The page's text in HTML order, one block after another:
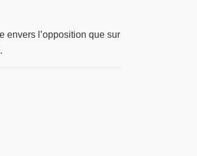
envers l’opposition que sur